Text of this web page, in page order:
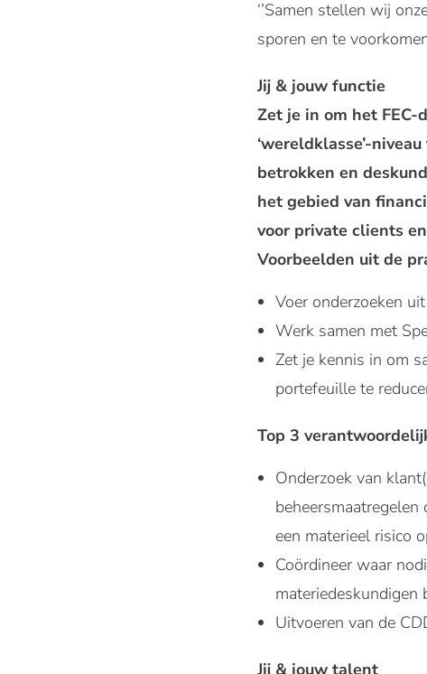
‘’Samen stellen wij
sporen en te
Jij & jouw functie
Zet je in om het
‘wereldklasse’-
betrokken en
het gebied van
voor private clients
Voorbeelden uit de
Voer onderzoeken
Werk samen met
Zet je kennis in om
portefeuille te
Top 3
Onderzoek van
een materieel risico
Coördineer waar
materiedeskundigen
Uitvoeren van de
Jij & jouw talent